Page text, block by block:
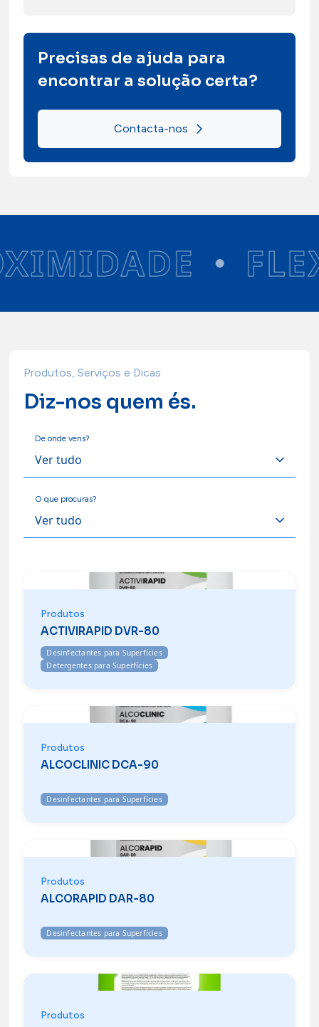
Precisas de ajuda para
encontrar a solução certa?
Contacta-nos
Produtos, Serviços e Dicas
Diz-nos quem és.
De onde vens?
O que procuras?
Produtos
ACTIVIRAPID DVR-80
Desinfectantes para Superfícies
Detergentes para Superfícies
Produtos
ALCOCLINIC DCA-90
Desinfectantes para Superfícies
Produtos
ALCORAPID DAR-80
Desinfectantes para Superfícies
Produtos